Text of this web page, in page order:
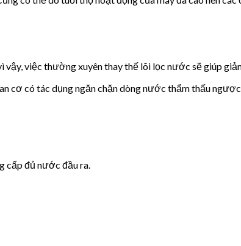
việc thường xuyên thay thế lõi lọc nước sẽ giúp
cơ có tác dụng ngăn chặn dòng nước thẩm thấu
cấp đủ nước đầu ra.